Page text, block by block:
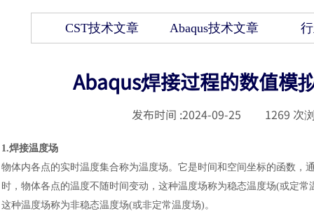
CST技术文章 Abaqus技术文章
Abaqus焊接过程的数值模
发布时间 :2024-09-25 1269 次
1.焊接温度场
物体内各点的实时温度集合称为温度场。它是时间和空间坐标的函数，
时，物体各点的温度不随时间变动，这种温度场称为稳态温度场(或定
这种温度场称为非稳态温度场(或非定常温度场)。